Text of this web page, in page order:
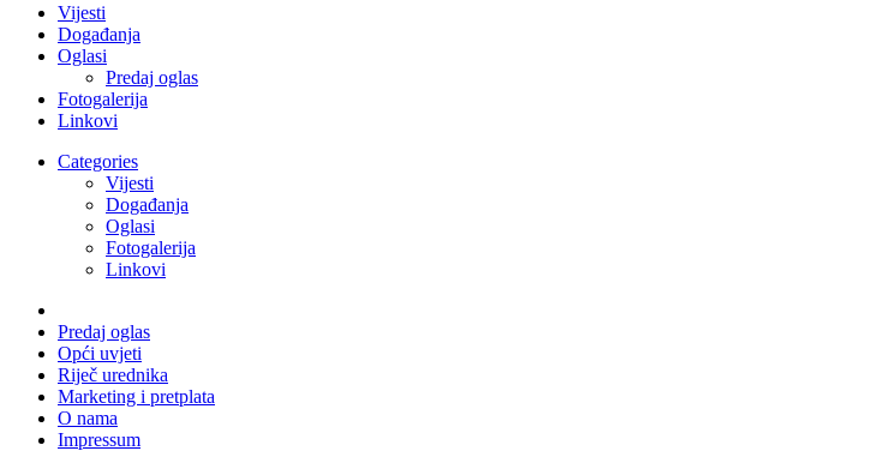
Vijesti
Događanja
Oglasi
Predaj oglas
Fotogalerija
Linkovi
Categories
Vijesti
Događanja
Oglasi
Fotogalerija
Linkovi
Predaj oglas
Opći uvjeti
Riječ urednika
Marketing i pretplata
O nama
Impressum